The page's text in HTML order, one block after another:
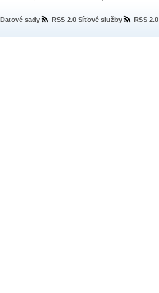
sady RSS 2.0 Síťové služby RSS